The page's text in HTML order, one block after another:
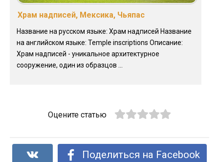
Храм надписей, Мексика, Чьяпас
Название на русском языке: Храм надписей Название
на английском языке: Temple inscriptions Описание:
Храм надписей - уникальное архитектурное
сооружение, один из образцов ...
Оцените статью
Поделиться на Facebook